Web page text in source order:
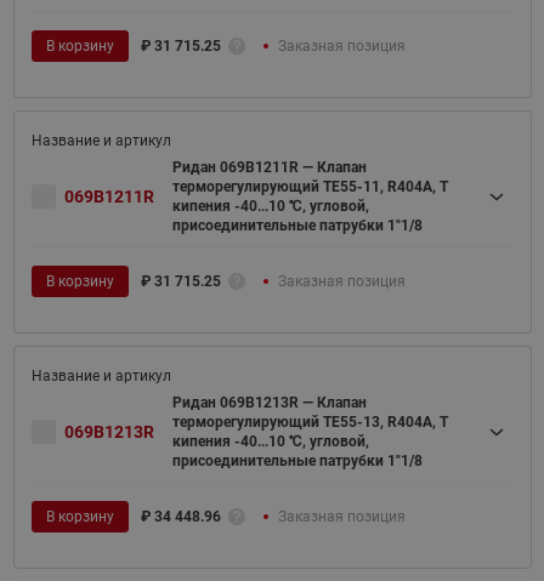
В корзину ₽ 31 715.25 Заказная позиция
069B1211R
Ридан 069B1211R — Клапан
терморегулирующий TE55-11, R404A, T
кипения -40...10 ℃, угловой,
присоединительные патрубки 1"1/8
В корзину ₽ 31 715.25 Заказная позиция
069B1213R
Ридан 069B1213R — Клапан
терморегулирующий TE55-13, R404A, T
кипения -40...10 ℃, угловой,
присоединительные патрубки 1"1/8
В корзину ₽ 34 448.96 Заказная позиция